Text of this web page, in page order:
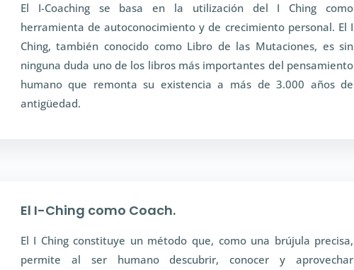
El I-Coaching se basa en la utilización del I Ching como
herramienta de autoconocimiento y de crecimiento personal. El I
Ching, también conocido como Libro de las Mutaciones, es sin
ninguna duda uno de los libros más importantes del pensamiento
humano que remonta su existencia a más de 3.000 años de
antigüedad.
El I-Ching como Coach.
El I Ching constituye un método que, como una brújula precisa,
permite al ser humano descubrir, conocer y aprovechar